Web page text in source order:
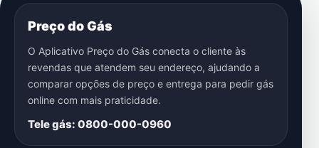
Preço do Gás
O Aplicativo Preço do Gás conecta o cliente às
revendas que atendem seu endereço, ajudando a
comparar opções de preço e entrega para pedir gás
online com mais praticidade.
Tele gás: 0800-000-0960